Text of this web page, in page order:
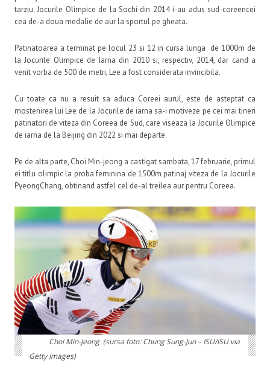
tarziu. Jocurile Olimpice de la Sochi din 2014 i-au adus sud-coreencei
cea de-a doua medalie de aur la sportul pe gheata.
Patinatoarea a terminat pe locul 23 si 12 in cursa lunga de 1000m de
la Jocurile Olimpice de Iarna din 2010 si, respectiv, 2014, dar cand a
venit vorba de 500 de metri, Lee a fost considerata invincibila.
Cu toate ca nu a resuit sa aduca Coreei aurul, este de asteptat ca
mostenirea lui Lee de la Jocurile de iarna sa-i motiveze pe cei mai tineri
patinatori de viteza din Coreea de Sud, care viseaza la Jocurile Olimpice
de iarna de la Beijing din 2022 si mai departe.
Pe de alta parte, Choi Min-jeong a castigat sambata, 17 februarie, primul
ei titlu olimpic la proba feminina de 1500m patinaj viteza de la Jocurile
PyeongChang, obtinand astfel cel de-al treilea aur pentru Coreea.
Choi Min-Jeong (sursa foto: Chung Sung-Jun – ISU/ISU via
Getty Images)